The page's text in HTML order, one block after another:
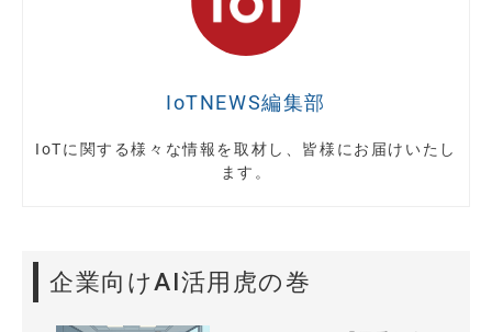
IoTNEWS編集部
IoTに関する様々な情報を取材し、皆様にお届けいたし
ます。
企業向けAI活用虎の巻